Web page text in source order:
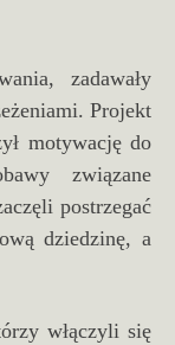
zadawały
Projekt
motywację do
związane
postrzegać
dziedzinę, a
włączyli się